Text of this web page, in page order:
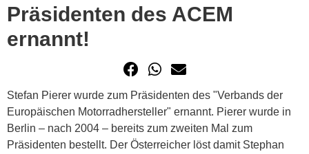
Präsidenten des ACEM
ernannt!
Stefan Pierer wurde zum Präsidenten des "Verbands der
Europäischen Motorradhersteller" ernannt. Pierer wurde in
Berlin – nach 2004 – bereits zum zweiten Mal zum
Präsidenten bestellt. Der Österreicher löst damit Stephan